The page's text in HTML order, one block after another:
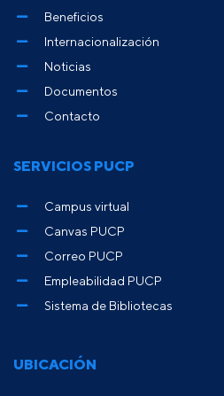
UBICACIÓN
Beneficios
Internacionalización
Noticias
Documentos
Contacto
SERVICIOS PUCP
Campus virtual
Canvas PUCP
Correo PUCP
Empleabilidad PUCP
Sistema de Bibliotecas